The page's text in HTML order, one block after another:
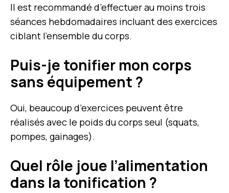
Il est recommandé d’effectuer au moins trois
séances hebdomadaires incluant des exercices
ciblant l’ensemble du corps.
Puis-je tonifier mon corps
sans équipement ?
Oui, beaucoup d’exercices peuvent être
réalisés avec le poids du corps seul (squats,
pompes, gainages).
Quel rôle joue l’alimentation
dans la tonification ?